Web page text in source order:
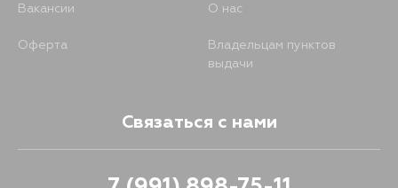
Вакансии О нас
Оферта
Владельцам пунктов
выдачи
Связаться с нами